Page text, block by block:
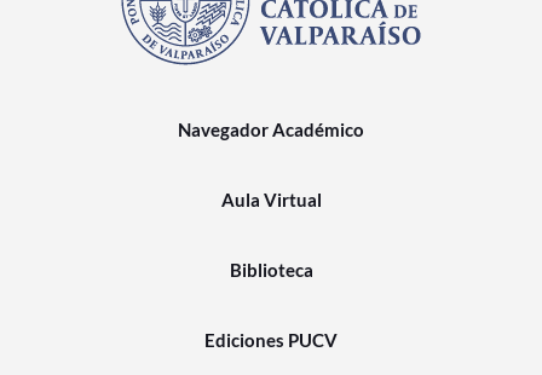
Navegador Académico
Aula Virtual
Biblioteca
Ediciones PUCV